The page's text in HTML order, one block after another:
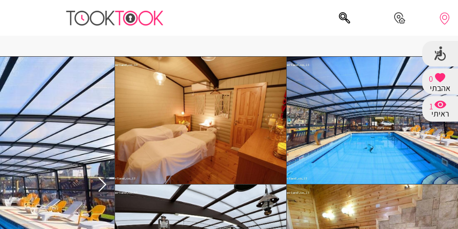
אהבתי
0
ראיתי
1
חיפושים מומלצים
חיפה
נתניה
תל אביב
בת ים
שזור
בורגתה
עד -₪1200 לשעה
סאונה
ג'קוזי
מטבחון
פרטיות
חניה בחינם